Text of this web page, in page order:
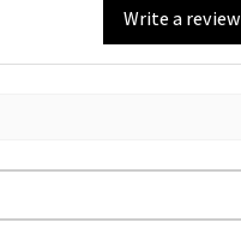
Write a review